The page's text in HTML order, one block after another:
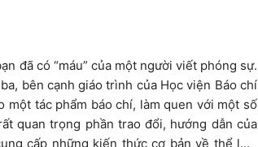
đã có “máu” của một người viết phóng sự.
bên cạnh giáo trình của Học viện Báo chí
tác phẩm báo chí, làm quen với một số
quan trọng phần trao đổi, hướng dẫn của
cấp những kiến thức cơ bản về thể loại